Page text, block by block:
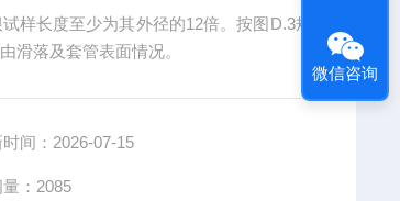
样长度至少为其外径的12倍。按图D.3规
滑落及套管表面情况。
时间：2026-07-15
：2085
微信咨询